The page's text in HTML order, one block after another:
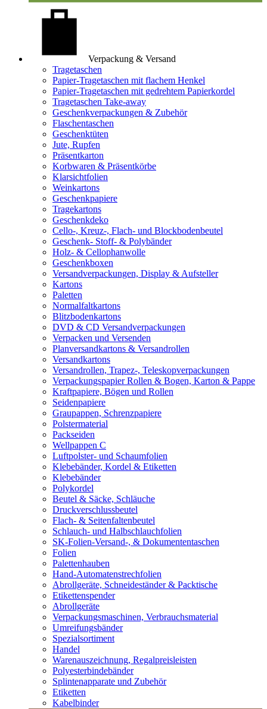
Verpackung & Versand
Tragetaschen
Papier-Tragetaschen mit flachem Henkel
Papier-Tragetaschen mit gedrehtem Papierkordel
Tragetaschen Take-away
Geschenkverpackungen & Zubehör
Flaschentaschen
Geschenktüten
Jute, Rupfen
Präsentkarton
Korbwaren & Präsentkörbe
Klarsichtfolien
Weinkartons
Geschenkpapiere
Tragekartons
Geschenkdeko
Cello-, Kreuz-, Flach- und Blockbodenbeutel
Geschenk- Stoff- & Polybänder
Holz- & Cellophanwolle
Geschenkboxen
Versandverpackungen, Display & Aufsteller
Kartons
Paletten
Normalfaltkartons
Blitzbodenkartons
DVD & CD Versandverpackungen
Verpacken und Versenden
Planversandkartons & Versandrollen
Versandkartons
Versandrollen, Trapez-, Teleskopverpackungen
Verpackungspapier Rollen & Bogen, Karton & Pappe
Kraftpapiere, Bögen und Rollen
Seidenpapiere
Graupappen, Schrenzpapiere
Polstermaterial
Packseiden
Wellpappen C
Luftpolster- und Schaumfolien
Klebebänder, Kordel & Etiketten
Klebebänder
Polykordel
Beutel & Säcke, Schläuche
Druckverschlussbeutel
Flach- & Seitenfaltenbeutel
Schlauch- und Halbschlauchfolien
SK-Folien-Versand-, & Dokumententaschen
Folien
Palettenhauben
Hand-Automatenstrechfolien
Abrollgeräte, Schneideständer & Packtische
Etikettenspender
Abrollgeräte
Verpackungsmaschinen, Verbrauchsmaterial
Umreifungsbänder
Spezialsortiment
Handel
Warenauszeichnung, Regalpreisleisten
Polyesterbindebänder
Splintenapparate und Zubehör
Etiketten
Kabelbinder